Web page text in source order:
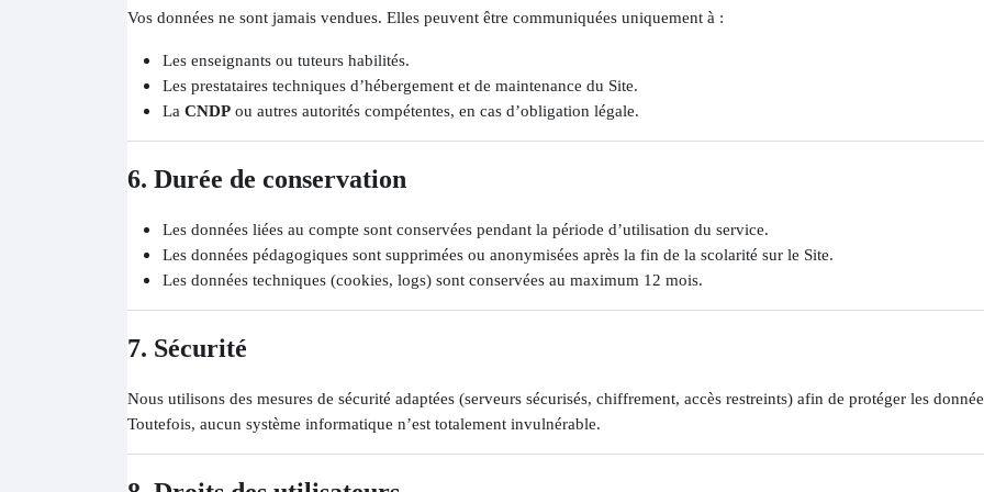
Vos données ne sont jamais vendues. Elles peuvent être communiquées uniquement à :
Les enseignants ou tuteurs habilités.
Les prestataires techniques d’hébergement et de maintenance du Site.
La CNDPou autres autorités compétentes, en cas d’obligation légale.
6. Durée de conservation
Les données liées au compte sont conservées pendant la période d’utilisation du service.
Les données pédagogiques sont supprimées ou anonymisées après la fin de la scolarité sur le Site.
Les données techniques (cookies, logs) sont conservées au maximum 12 mois.
7. Sécurité
Nous utilisons des mesures de sécurité adaptées (serveurs sécurisés, chiffrement, accès restreints) afin de protéger les
Toutefois, aucun système informatique n’est totalement invulnérable.